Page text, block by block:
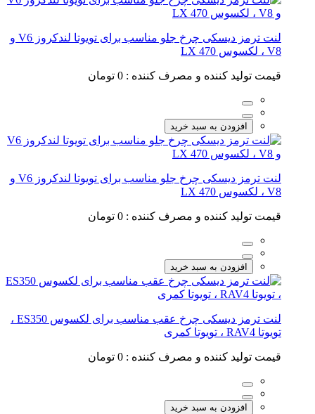
لنت ترمز دیسکی چرخ جلو مناسب برای تویوتا لندکروز V6 و
V8 ، لکسوس LX 470
قیمت تولید کننده و مصرف کننده : 0 تومان
افزودن به سبد خرید
لنت ترمز دیسکی چرخ جلو مناسب برای تویوتا لندکروز V6 و
V8 ، لکسوس LX 470
قیمت تولید کننده و مصرف کننده : 0 تومان
افزودن به سبد خرید
لنت ترمز دیسکی چرخ عقب مناسب برای لکسوس ES350 ،
تویوتا RAV4 ، تویوتا کمری
قیمت تولید کننده و مصرف کننده : 0 تومان
افزودن به سبد خرید